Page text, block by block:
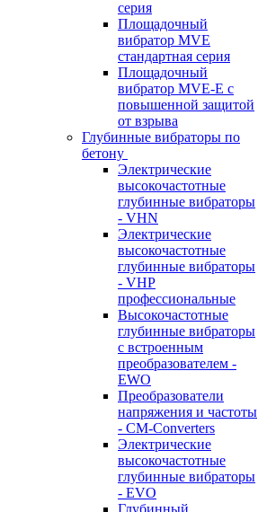
серия
Площадочный
вибратор MVE
стандартная серия
Площадочный
вибратор MVE-E с
повышенной защитой
от взрыва
Глубинные вибраторы по
бетону
Электрические
высокочастотные
глубинные вибраторы
- VHN
Электрические
высокочастотные
глубинные вибраторы
- VHP
профессиональные
Высокочастотные
глубинные вибраторы
с встроенным
преобразователем -
EWO
Преобразователи
напряжения и частоты
- CM-Converters
Электрические
высокочастотные
глубинные вибраторы
- EVO
Глубинный